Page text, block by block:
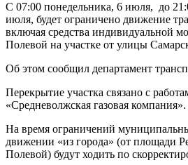
С 07:00 понедельника, 6 июля, до
июля, будет ограничено движение
включая средства индивидуальной
Полевой на участке от улицы
Об этом сообщил департамент
Перекрытие участка связано с
«Средневолжская газовая компания».
На время ограничений
движении «из города» (от площади
Полевой) будут ходить по